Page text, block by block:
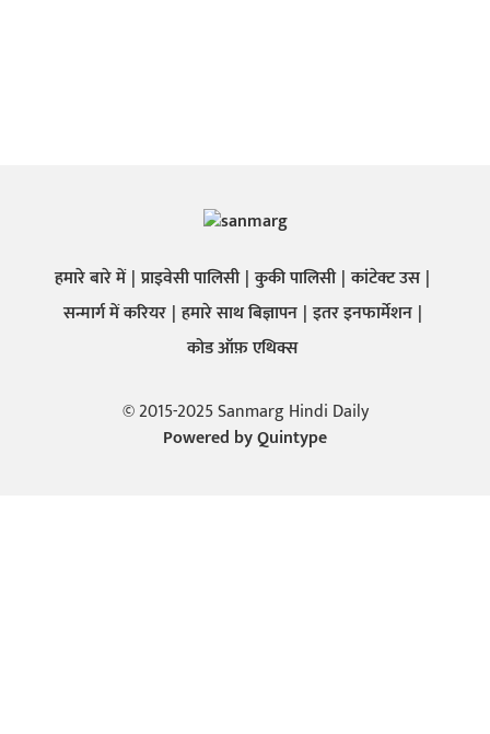
हमारे बारे में प्राइवेसी पालिसी कुकी पालिसी कांटेक्ट उस
सन्मार्ग में करियर हमारे साथ बिज्ञापन इतर इनफार्मेशन
कोड ऑफ़ एथिक्स
© 2015-2025 Sanmarg Hindi Daily
Powered byQuintype